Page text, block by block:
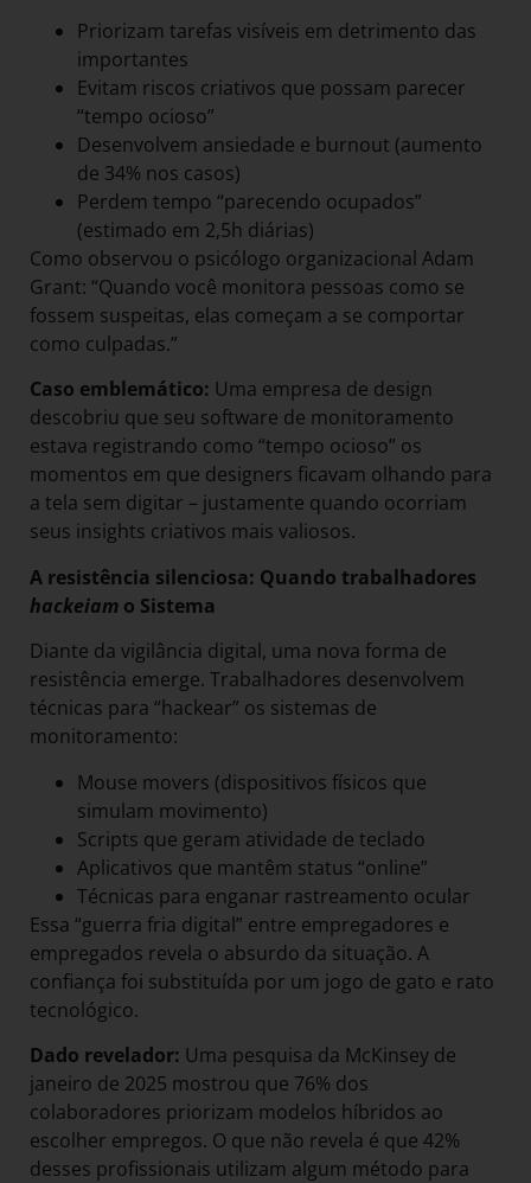
Priorizam tarefas visíveis em detrimento das
importantes
Evitam riscos criativos que possam parecer
“tempo ocioso”
Desenvolvem ansiedade e burnout (aumento
de 34% nos casos)
Perdem tempo “parecendo ocupados”
(estimado em 2,5h diárias)
Como observou o psicólogo organizacional Adam
Grant: “Quando você monitora pessoas como se
fossem suspeitas, elas começam a se comportar
como culpadas.”
Caso emblemático: Uma empresa de design
descobriu que seu software de monitoramento
estava registrando como “tempo ocioso” os
momentos em que designers ficavam olhando para
a tela sem digitar – justamente quando ocorriam
seus insights criativos mais valiosos.
A resistência silenciosa: Quando trabalhadores
hackeiam o Sistema
Diante da vigilância digital, uma nova forma de
resistência emerge. Trabalhadores desenvolvem
técnicas para “hackear” os sistemas de
monitoramento:
Mouse movers (dispositivos físicos que
simulam movimento)
Scripts que geram atividade de teclado
Aplicativos que mantêm status “online”
Técnicas para enganar rastreamento ocular
Essa “guerra fria digital” entre empregadores e
empregados revela o absurdo da situação. A
confiança foi substituída por um jogo de gato e rato
tecnológico.
Dado revelador: Uma pesquisa da McKinsey de
janeiro de 2025 mostrou que 76% dos
colaboradores priorizam modelos híbridos ao
escolher empregos. O que não revela é que 42%
desses profissionais utilizam algum método para